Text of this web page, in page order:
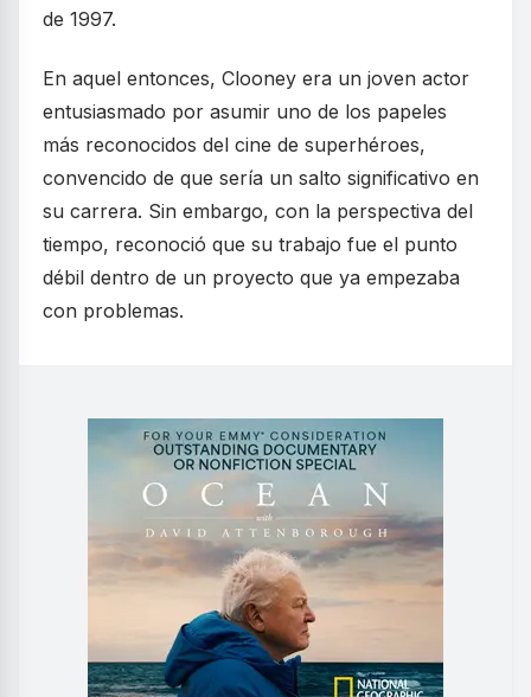
de 1997.
En aquel entonces, Clooney era un joven actor
entusiasmado por asumir uno de los papeles
más reconocidos del cine de superhéroes,
convencido de que sería un salto significativo en
su carrera. Sin embargo, con la perspectiva del
tiempo, reconoció que su trabajo fue el punto
débil dentro de un proyecto que ya empezaba
con problemas.